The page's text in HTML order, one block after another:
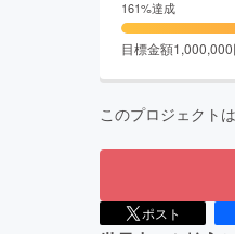
161%達成
目標金額1,000,000
このプロジェクトは
ポスト